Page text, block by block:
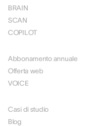
BRAIN
SCAN
COPILOT
Abbonamento annuale
Offerta web
VOICE
Casi di studio
Blog